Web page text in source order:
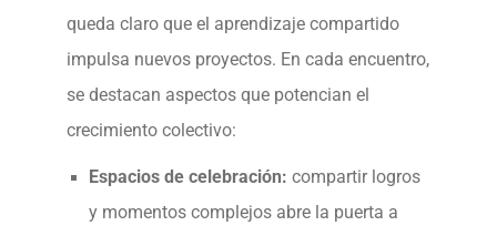
queda claro que el aprendizaje compartido
impulsa nuevos proyectos. En cada encuentro,
se destacan aspectos que potencian el
crecimiento colectivo:
Espacios de celebración: compartir logros
y momentos complejos abre la puerta a